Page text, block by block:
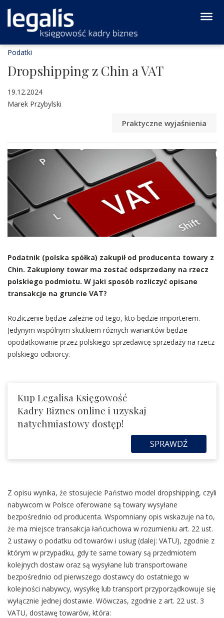
Podatki
Dropshipping z Chin a VAT
19.12.2024
Marek Przybylski
Praktyczne wyjaśnienia
Podatnik (polska spółka) zakupił od producenta towary z
Chin. Zakupiony towar ma zostać odsprzedany na rzecz
polskiego podmiotu. W jaki sposób rozliczyć opisane
transakcje na gruncie VAT?
Rozliczenie będzie zależne od tego, kto będzie importerem.
Jedynym wspólnym skutkiem różnych wariantów będzie
opodatkowanie przez polskiego sprzedawcę sprzedaży na rzecz
polskiego odbiorcy.
Kup Legalisa Księgowość
Kadry Biznes online i uzyskaj
natychmiastowy dostęp!
SPRAWDŹ
Z opisu wynika, że stosujecie Państwo model dropshipping, czyli
nabywcom w Polsce oferowane są towary wysyłane
bezpośrednio od producenta. Wspomniany opis wskazuje na to,
że ma miejsce transakcja łańcuchowa w rozumieniu art. 22 ust.
2 ustawy o podatku od towarów i usług (dalej: VATU), zgodnie z
którym w przypadku, gdy te same towary są przedmiotem
kolejnych dostaw oraz są wysyłane lub transportowane
bezpośrednio od pierwszego dostawcy do ostatniego w
kolejności nabywcy, wysyłkę lub transport przyporządkowuje się
wyłącznie jednej dostawie. Wówczas, zgodnie z art. 22 ust. 3
VATU, dostawę towarów, która: